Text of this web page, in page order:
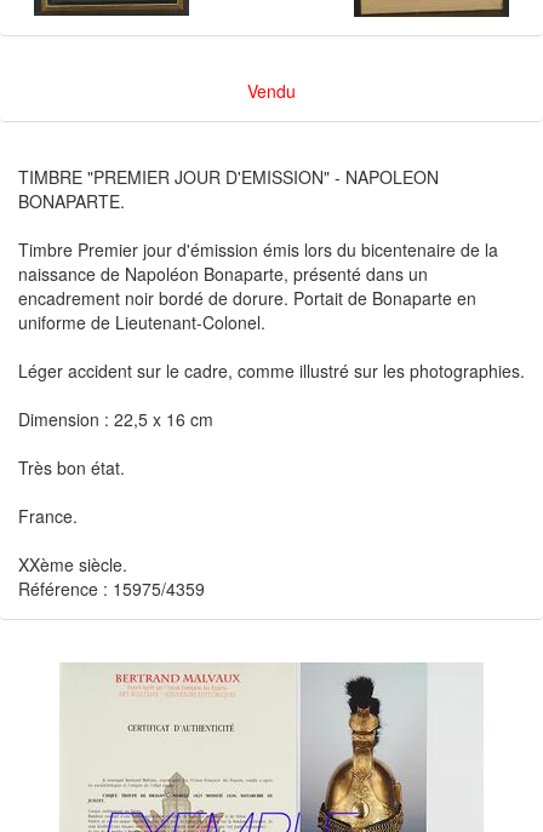
Vendu
TIMBRE "PREMIER JOUR D'EMISSION" - NAPOLEON
BONAPARTE.
Timbre Premier jour d'émission émis lors du bicentenaire de la
naissance de Napoléon Bonaparte, présenté dans un
encadrement noir bordé de dorure. Portait de Bonaparte en
uniforme de Lieutenant-Colonel.
Léger accident sur le cadre, comme illustré sur les photographies.
Dimension : 22,5 x 16 cm
Très bon état.
France.
XXème siècle.
Référence : 15975/4359